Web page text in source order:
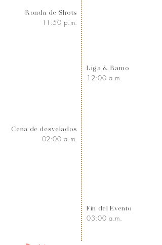
Ronda de Shots
11:50 p.m.
Liga & Ramo
12:00 a.m.
Cena de desvelados
02:00 a.m.
Fin del Evento
03:00 a.m.